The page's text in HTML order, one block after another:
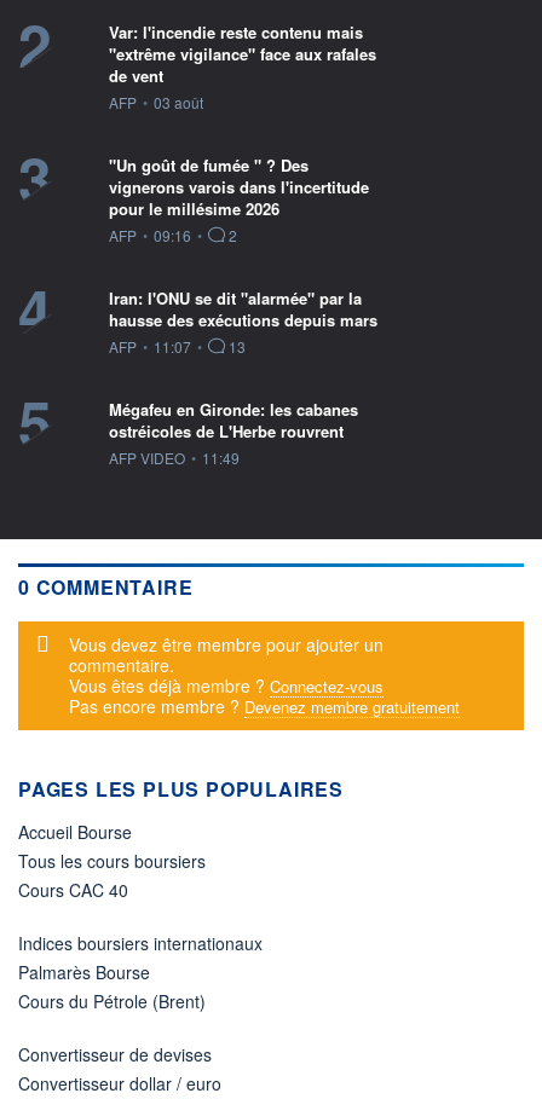
2
Var: l'incendie reste contenu mais
"extrême vigilance" face aux rafales
de vent
information fournie par
AFP • 03 août
3
"Un goût de fumée " ? Des
vignerons varois dans l'incertitude
pour le millésime 2026
information fournie par
AFP • 09:16 • 2
4
Iran: l'ONU se dit "alarmée" par la
hausse des exécutions depuis mars
information fournie par
AFP • 11:07 • 13
5
Mégafeu en Gironde: les cabanes
ostréicoles de L'Herbe rouvrent
information fournie par
AFP VIDEO • 11:49
0 COMMENTAIRE
Message d'alerte
Vous devez être membre pour ajouter un
commentaire.
Vous êtes déjà membre ? Connectez-vous
Pas encore membre ? Devenez membre gratuitement
PAGES LES PLUS POPULAIRES
Accueil Bourse
Tous les cours boursiers
Cours CAC 40
Indices boursiers internationaux
Palmarès Bourse
Cours du Pétrole (Brent)
Convertisseur de devises
Convertisseur dollar / euro